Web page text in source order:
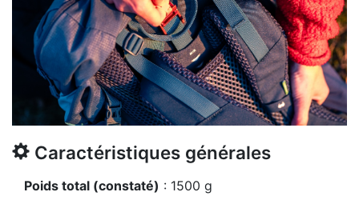
Caractéristiques générales
Poids total (constaté) : 1500 g